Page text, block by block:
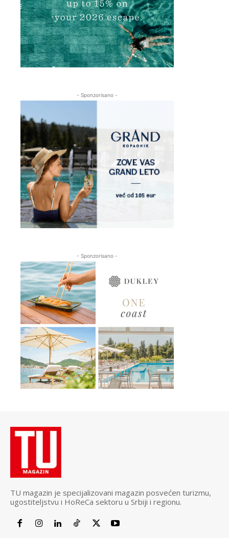
- Sponzorisano -
- Sponzorisano -
TU magazin je specijalizovani magazin posvećen turizmu,
ugostiteljstvu i HoReCa sektoru u Srbiji i regionu.